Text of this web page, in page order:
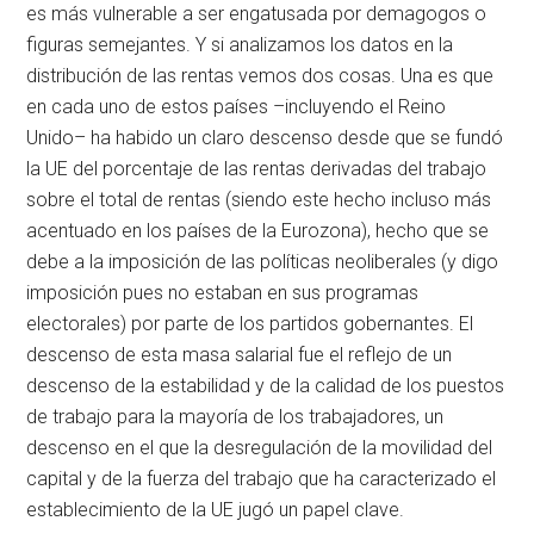
es más vulnerable a ser engatusada por demagogos o
figuras semejantes. Y si analizamos los datos en la
distribución de las rentas vemos dos cosas. Una es que
en cada uno de estos países –incluyendo el Reino
Unido– ha habido un claro descenso desde que se fundó
la UE del porcentaje de las rentas derivadas del trabajo
sobre el total de rentas (siendo este hecho incluso más
acentuado en los países de la Eurozona), hecho que se
debe a la imposición de las políticas neoliberales (y digo
imposición pues no estaban en sus programas
electorales) por parte de los partidos gobernantes. El
descenso de esta masa salarial fue el reflejo de un
descenso de la estabilidad y de la calidad de los puestos
de trabajo para la mayoría de los trabajadores, un
descenso en el que la desregulación de la movilidad del
capital y de la fuerza del trabajo que ha caracterizado el
establecimiento de la UE jugó un papel clave.